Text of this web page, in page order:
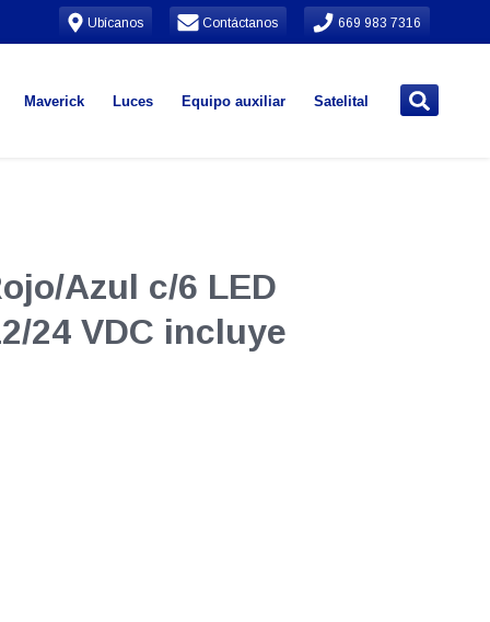
Ubícanos Contáctanos 669 983 7316
Maverick Luces Equipo auxiliar Satelital
Azul c/6 LED
24 VDC incluye